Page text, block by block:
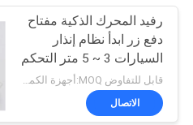
أخبار
اطلب
اقتباس
رفيد المحرك الذكية مفتاح
دفع زر ابدأ نظام إنذار
السيارات 3 ~ 5 متر التحكم
المسافة
قابل للتفاوض MOQ:أجهزة الكمبيوتر 1
الاتصال